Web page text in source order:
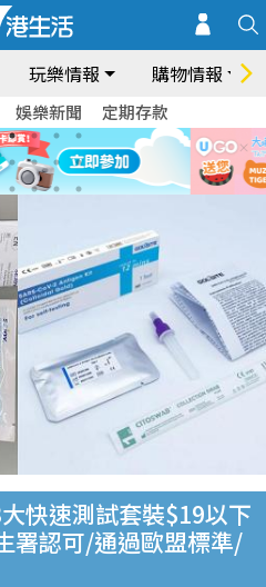
玩樂情報 購物情報
娛樂新聞 定期存款
快速測試套裝$19以下
署認可/通過歐盟標準/